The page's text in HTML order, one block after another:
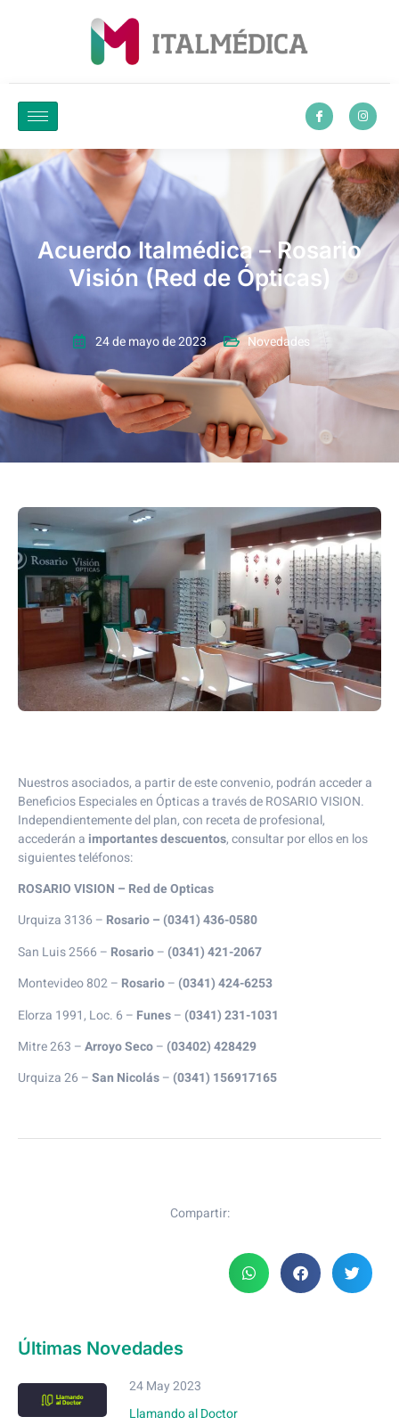
Acuerdo Italmédica – Rosario
Visión (Red de Ópticas)
24 de mayo de 2023 Novedades
Nuestros asociados, a partir de este convenio, podrán acceder a
Beneficios Especiales en Ópticas a través de ROSARIO VISION.
Independientemente del plan, con receta de profesional,
accederán a importantes descuentos, consultar por ellos en los
siguientes teléfonos:
ROSARIO VISION – Red de Opticas
Urquiza 3136 – Rosario – (0341) 436-0580
San Luis 2566 – Rosario– (0341) 421-2067
Montevideo 802 – Rosario– (0341) 424-6253
Elorza 1991, Loc. 6 – Funes– (0341) 231-1031
Mitre 263 –Arroyo Seco– (03402) 428429
Urquiza 26 –San Nicolás– (0341) 156917165
Compartir:
Últimas Novedades
24 May 2023
Llamando al Doctor